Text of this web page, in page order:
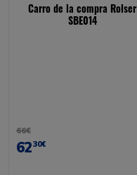
Carro de la compra Rolser
SBE014
66€
6230€